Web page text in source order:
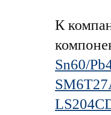
К
Sn60/